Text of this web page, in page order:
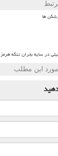
ها
در سایه بحران تنگه هرمز
مورد این مطلب